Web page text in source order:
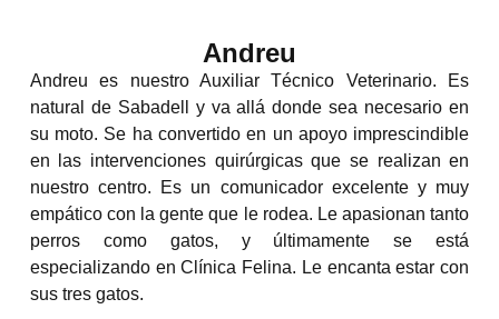
Andreu
Andreu es nuestro Auxiliar Técnico Veterinario. Es
natural de Sabadell y va allá dondesea necesario en
su moto. Se ha convertido en un apoyo imprescindible
en las intervenciones quirúrgicas que se realizan en
nuestro centro. Es un comunicador excelente y muy
empático con la gente que le rodea. Le apasionan tanto
perros como gatos, y últimamente se está
especializando en Clínica Felina. Le encanta estar con
sus tres gatos.